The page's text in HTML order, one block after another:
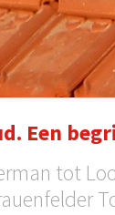
Een
tot